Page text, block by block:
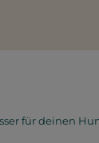
für deinen